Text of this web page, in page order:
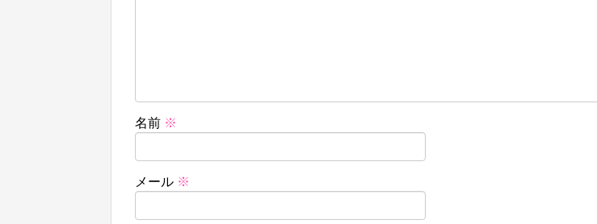
名前 ※
メール ※